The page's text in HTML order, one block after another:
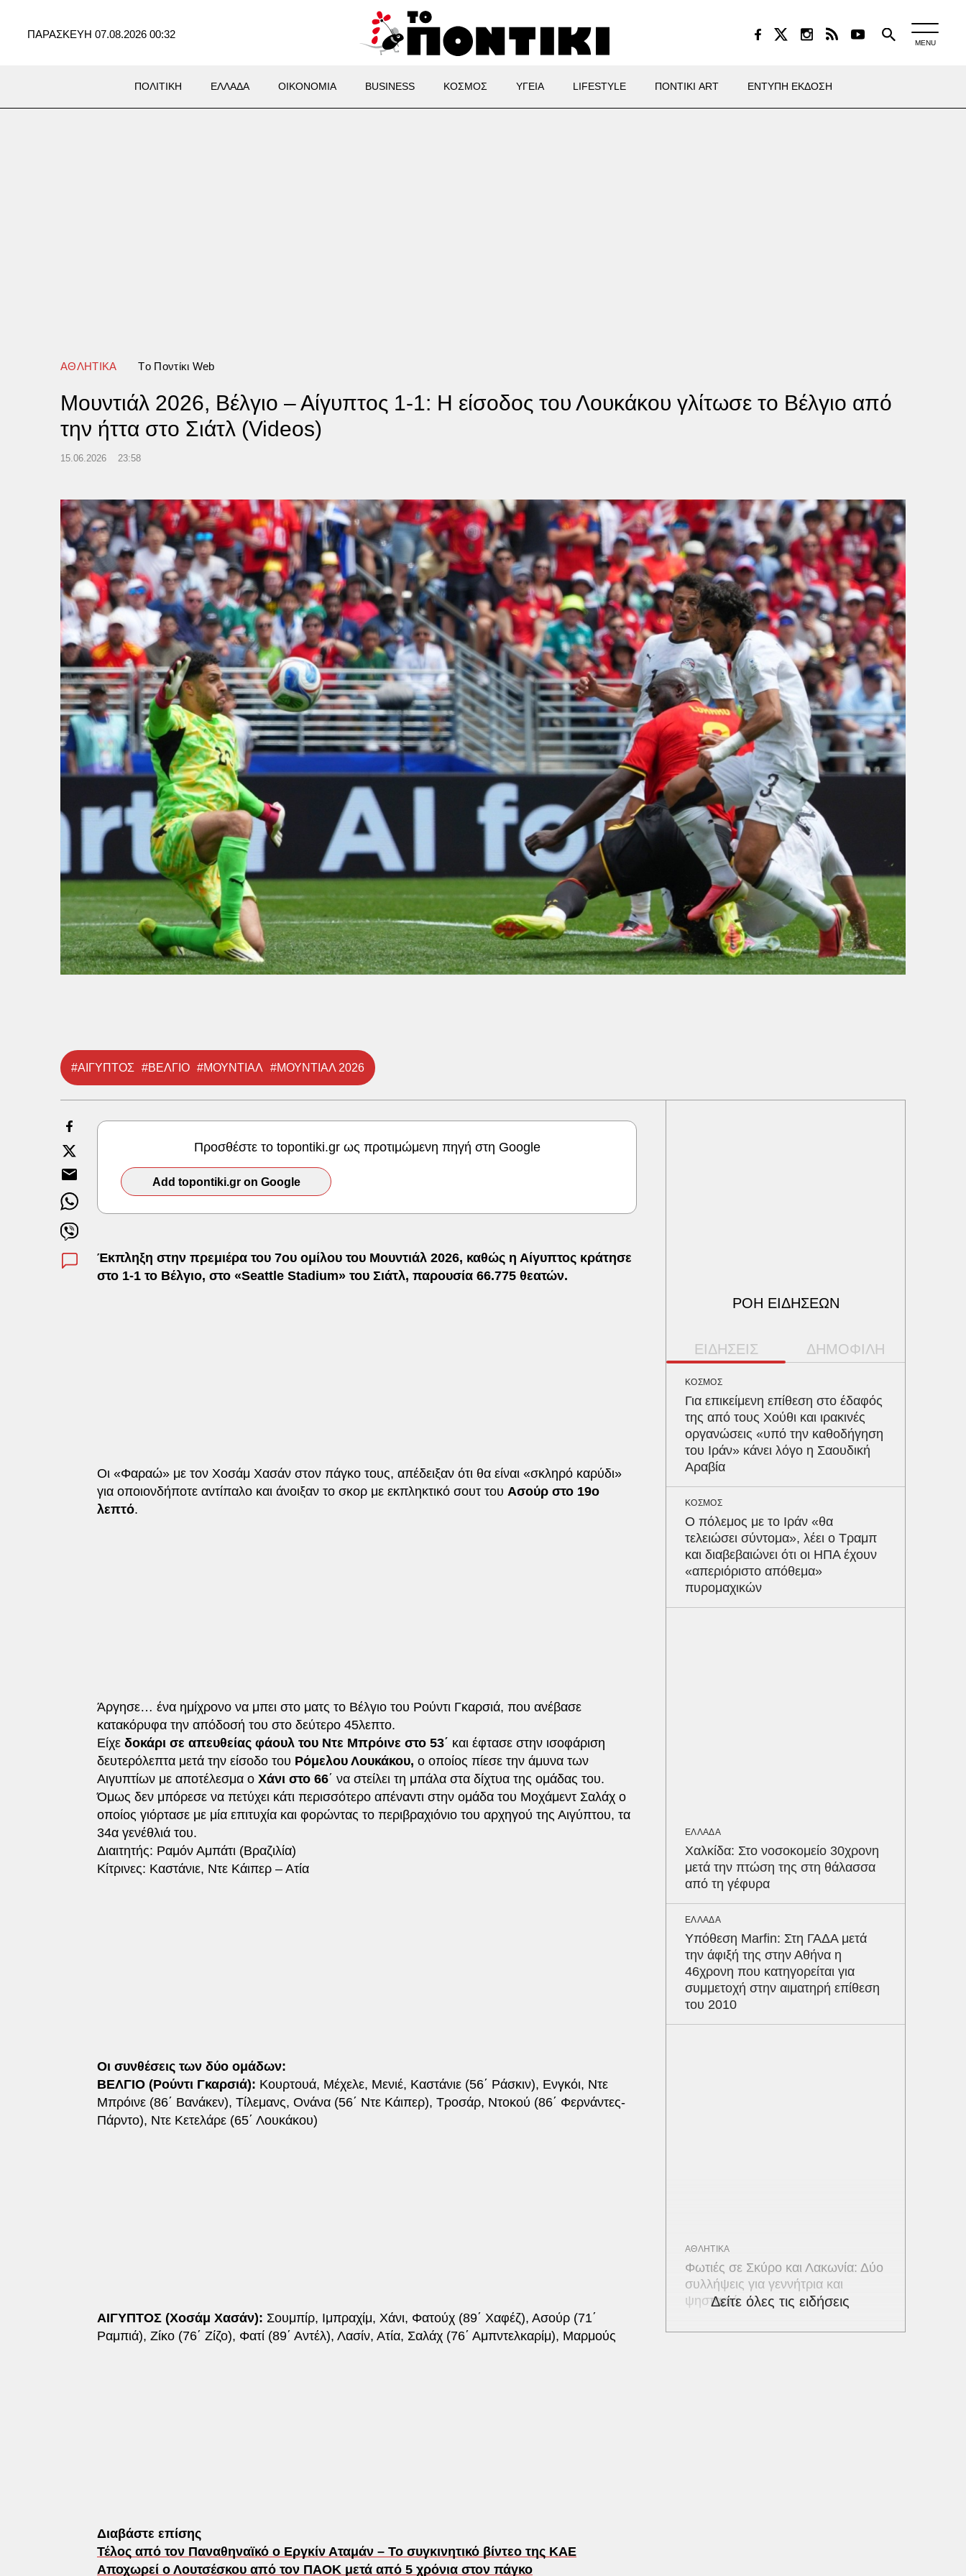
ΠΑΡΑΣΚΕΥΗ 07.08.2026 00:32
MENU
ΠΟΛΙΤΙΚΗ ΕΛΛΑΔΑ ΟΙΚΟΝΟΜΙΑ BUSINESS ΚΟΣΜΟΣ ΥΓΕΙΑ LIFESTYLE ΠΟΝΤΙΚΙ ART ΕΝΤΥΠΗ ΕΚΔΟΣΗ
ΑΘΛΗΤΙΚΑ Tο Ποντίκι Web
Μουντιάλ 2026, Βέλγιο – Αίγυπτος 1-1: Η είσοδος του Λουκάκου γλίτωσε το Βέλγιο από
την ήττα στο Σιάτλ (Videos)
15.06.2026 23:58
#ΑΙΓΥΠΤΟΣ #ΒΕΛΓΙΟ #ΜΟΥΝΤΙΑΛ #ΜΟΥΝΤΙΑΛ 2026
Προσθέστε το topontiki.gr ως προτιμώμενη πηγή στη Google
Add topontiki.gr on Google
Έκπληξη στην πρεμιέρα του 7ου ομίλου του Μουντιάλ 2026, καθώς η Αίγυπτος κράτησε
στο 1-1 το Βέλγιο, στο «Seattle Stadium» του Σιάτλ, παρουσία 66.775 θεατών.
Οι «Φαραώ» με τον Χοσάμ Χασάν στον πάγκο τους, απέδειξαν ότι θα είναι «σκληρό καρύδι»
για οποιονδήποτε αντίπαλο και άνοιξαν το σκορ με εκπληκτικό σουτ του Ασούρ στο 19ο
λεπτό.
Άργησε… ένα ημίχρονο να μπει στο ματς το Βέλγιο του Ρούντι Γκαρσιά, που ανέβασε
κατακόρυφα την απόδοσή του στο δεύτερο 45λεπτο.
Είχε δοκάρι σε απευθείας φάουλ του Ντε Μπρόινε στο 53΄ και έφτασε στην ισοφάριση
δευτερόλεπτα μετά την είσοδο του Ρόμελου Λουκάκου, ο οποίος πίεσε την άμυνα των
Αιγυπτίων με αποτέλεσμα ο Χάνι στο 66΄ να στείλει τη μπάλα στα δίχτυα της ομάδας του.
Όμως δεν μπόρεσε να πετύχει κάτι περισσότερο απέναντι στην ομάδα του Μοχάμεντ Σαλάχ ο
οποίος γιόρτασε με μία επιτυχία και φορώντας το περιβραχιόνιο του αρχηγού της Αιγύπτου, τα
34α γενέθλιά του.
Διαιτητής: Ραμόν Αμπάτι (Βραζιλία)
Κίτρινες: Καστάνιε, Ντε Κάιπερ – Ατία
Οι συνθέσεις των δύο ομάδων:
ΒΕΛΓΙΟ (Ρούντι Γκαρσιά): Κουρτουά, Μέχελε, Μενιέ, Καστάνιε (56΄ Ράσκιν), Ενγκόι, Ντε
Μπρόινε (86΄ Βανάκεν), Τίλεμανς, Ονάνα (56΄ Ντε Κάιπερ), Τροσάρ, Ντοκού (86΄ Φερνάντες-
Πάρντο), Ντε Κετελάρε (65΄ Λουκάκου)
ΑΙΓΥΠΤΟΣ (Χοσάμ Χασάν): Σουμπίρ, Ιμπραχίμ, Χάνι, Φατούχ (89΄ Χαφέζ), Ασούρ (71΄
Ραμπιά), Ζίκο (76΄ Ζίζο), Φατί (89΄ Αντέλ), Λασίν, Ατία, Σαλάχ (76΄ Αμπντελκαρίμ), Μαρμούς
Διαβάστε επίσης
Τέλος από τον Παναθηναϊκό ο Εργκίν Αταμάν – Το συγκινητικό βίντεο της ΚΑΕ
Αποχωρεί ο Λουτσέσκου από τον ΠΑΟΚ μετά από 5 χρόνια στον πάγκο
ΡΟΗ ΕΙΔΗΣΕΩΝ
ΕΙΔΗΣΕΙΣ ΔΗΜΟΦΙΛΗ
ΚΟΣΜΟΣ
Για επικείμενη επίθεση στο έδαφός
της από τους Χούθι και ιρακινές
οργανώσεις «υπό την καθοδήγηση
του Ιράν» κάνει λόγο η Σαουδική
Αραβία
ΚΟΣΜΟΣ
Ο πόλεμος με το Ιράν «θα
τελειώσει σύντομα», λέει ο Τραμπ
και διαβεβαιώνει ότι οι ΗΠΑ έχουν
«απεριόριστο απόθεμα»
πυρομαχικών
ΕΛΛΑΔΑ
Χαλκίδα: Στο νοσοκομείο 30χρονη
μετά την πτώση της στη θάλασσα
από τη γέφυρα
ΕΛΛΑΔΑ
Υπόθεση Marfin: Στη ΓΑΔΑ μετά
την άφιξή της στην Αθήνα η
46χρονη που κατηγορείται για
συμμετοχή στην αιματηρή επίθεση
του 2010
ΑΘΛΗΤΙΚΑ
Φωτιές σε Σκύρο και Λακωνία: Δύο
συλλήψεις για γεννήτρια και
ψησταριάΔείτε όλες τις ειδήσεις